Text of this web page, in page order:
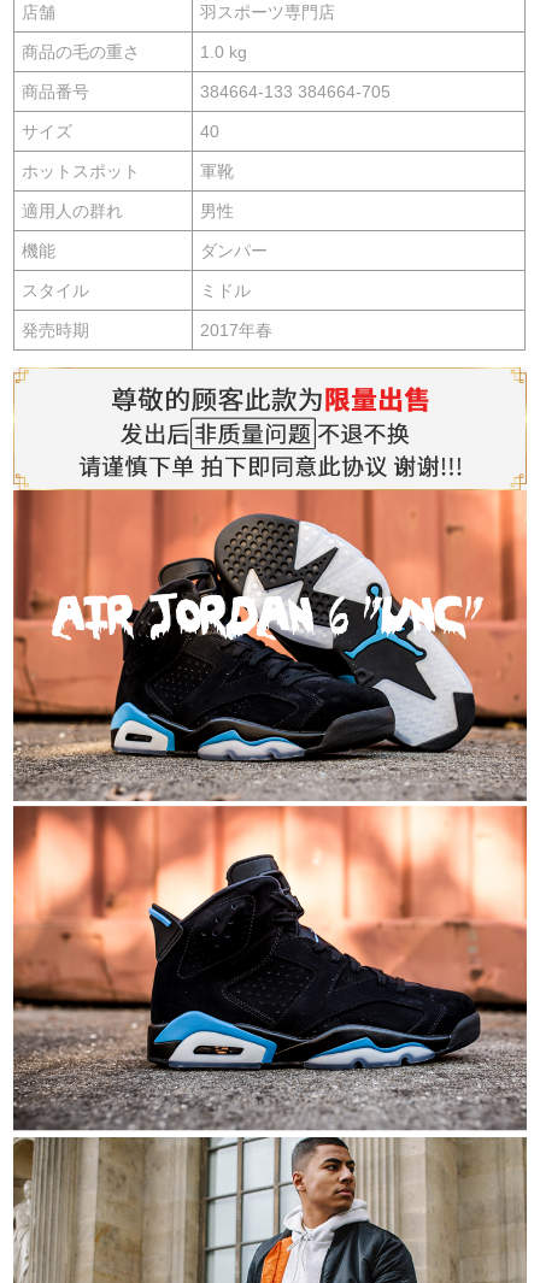
店舗 羽スポーツ専門店
商品の毛の重さ 1.0 kg
商品番号 384664-133 384664-705
サイズ 40
ホットスポット 軍靴
適用人の群れ 男性
機能 ダンパー
スタイル ミドル
発売時期 2017年春